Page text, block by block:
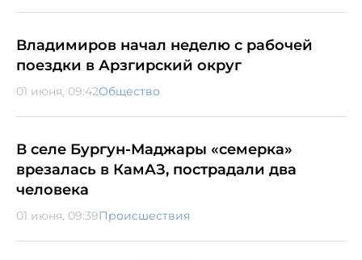
Владимиров начал неделю с рабочей
поездки в Арзгирский округ
01 июня, 09:42Общество
В селе Бургун-Маджары «семерка»
врезалась в КамАЗ, пострадали два
человека
01 июня, 09:39Происшествия